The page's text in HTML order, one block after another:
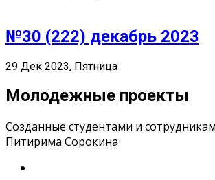
№30 (222) декабрь 2023
29 Дек 2023, Пятница
Молодежные проекты
Созданные студентами и
Питирима Сорокина